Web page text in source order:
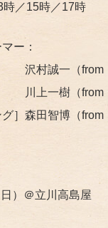
時／15時／17時
ー：
沢村誠一（from
川上一樹（from
グ］森田智博（
）＠立川高島屋